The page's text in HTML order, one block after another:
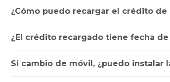
¿Cómo puedo recargar el crédito de
¿El crédito recargado tiene fecha
Si cambio de móvil, ¿puedo instalar